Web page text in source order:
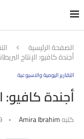
الصفحة الرئيسية
أجندة كافيو: الإنتاج
التقارير اليومية والاسبوعية
أجندة كافيو:
كتبهAmira Ibrahim
9